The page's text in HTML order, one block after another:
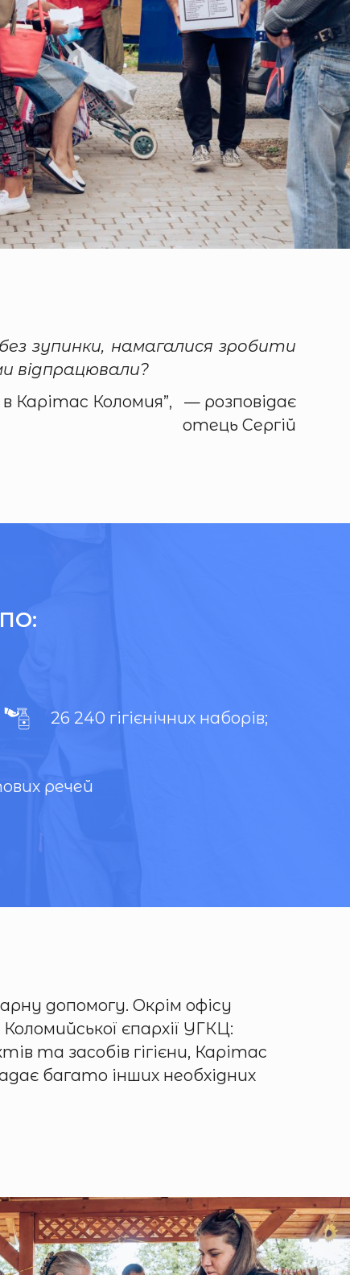
зупинки, намагалися зробити
відпрацювали?
Карітас Коломия”, — розповідає
отець Сергій
26 240 гігієнічних наборів;
речей
допомогу. Окрім офісу
єпархії УГКЦ:
та засобів гігієни, Карітас
багато інших необхідних